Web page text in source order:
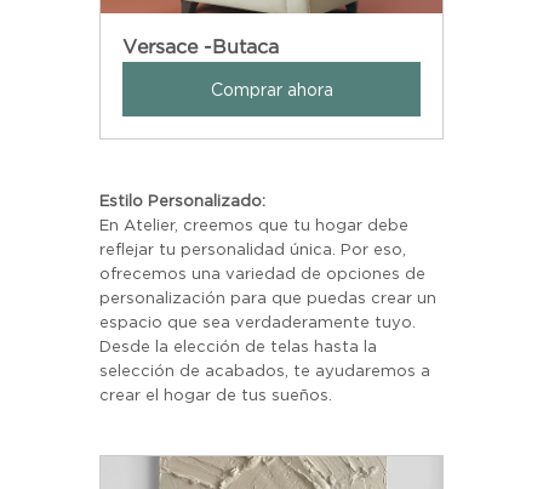
Versace -Butaca
Comprar ahora
Estilo Personalizado:
En Atelier, creemos que tu hogar debe
reflejar tu personalidad única. Por eso,
ofrecemos una variedad de opciones de
personalización para que puedas crear un
espacio que sea verdaderamente tuyo.
Desde la elección de telas hasta la
selección de acabados, te ayudaremos a
crear el hogar de tus sueños.